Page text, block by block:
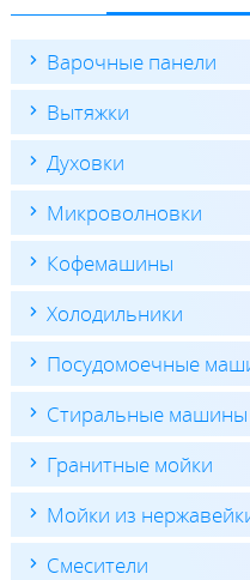
Варочные панели
Вытяжки
Духовки
Микроволновки
Кофемашины
Холодильники
Посудомоечные
Стиральные машины
Гранитные мойки
Мойки из
Смесители